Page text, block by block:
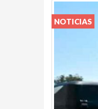
NOTICIAS